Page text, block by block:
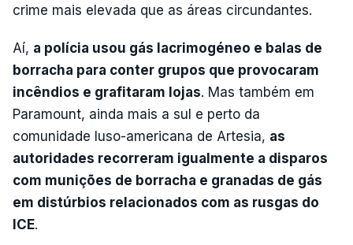
crime mais elevada que as áreas circundantes.
Aí, a polícia usou gás lacrimogéneo e balas de
borracha para conter grupos que provocaram
incêndios e grafitaram lojas. Mas também em
Paramount, ainda mais a sul e perto da
comunidade luso-americana de Artesia, as
autoridades recorreram igualmente a disparos
com munições de borracha e granadas de gás
em distúrbios relacionados com as rusgas do
ICE.